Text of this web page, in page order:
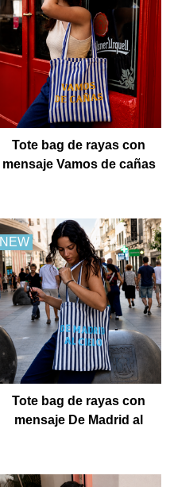
Tote bag de rayas con
mensaje Vamos de cañas
NEW
Tote bag de rayas con
mensaje De Madrid al